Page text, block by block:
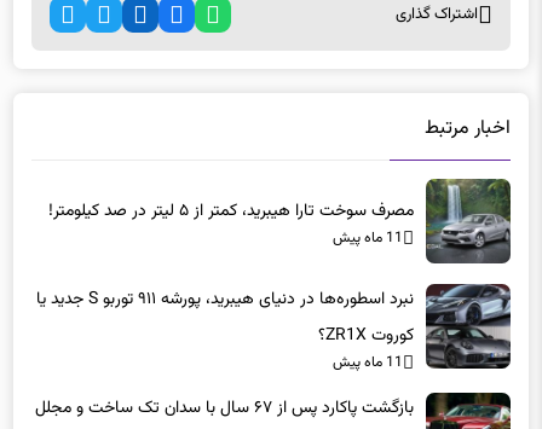
اشتراک گذاری
اخبار مرتبط
مصرف سوخت تارا هیبرید، کمتر از ۵ لیتر در صد کیلومتر!
11 ماه پیش
نبرد اسطوره‌ها در دنیای هیبرید، پورشه ۹۱۱ توربو S جدید یا
کوروت ZR1X؟
11 ماه پیش
بازگشت پاکارد پس از ۶۷ سال با سدان تک ساخت و مجلل